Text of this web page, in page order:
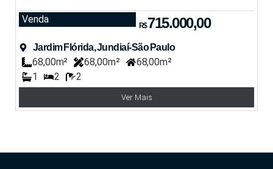
Venda
R$715.000,00
Jardim Flórida, Jundiaí-São Paulo
68,00m² 68,00m²
68,00m²
1
2 2
Ver Mais